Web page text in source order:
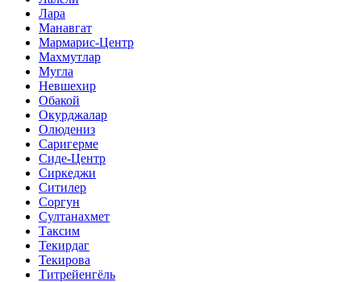
Лара
Манавгат
Мармарис-Центр
Махмутлар
Мугла
Невшехир
Обакой
Окурджалар
Олюдениз
Саригерме
Сиде-Центр
Сиркеджи
Ситилер
Соргун
Султанахмет
Таксим
Текирдаг
Текирова
Титрейенгёль